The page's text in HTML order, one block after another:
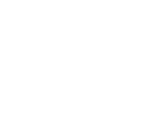
же, что от меня ждут?» Как
И когда-то этот тихий
рецептов
Чем мои отношения
мешают мне двигаться
войти на своё
ищущих и непохожих,—
кто-то из вас
свою версию любви? И